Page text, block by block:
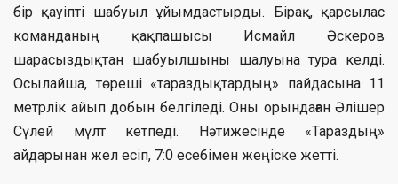
бір қауіпті шабуыл ұйымдастырды. Бірақ, қарсылас
команданың қақпашысы Исмайл Әскеров
шарасыздықтан шабуылшыны шалуына тура келді.
Осылайша, төреші «тараздықтардың» пайдасына 11
метрлік айып добын белгіледі. Оны орындаған Әлішер
Сүлей мүлт кетпеді. Нәтижесінде «Тараздың»
айдарынан жел есіп, 7:0 есебімен жеңіске жетті.